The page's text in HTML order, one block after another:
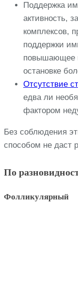
Поддержка
активность,
комплексов,
поддержки
повышающее
остановке
Отсутствие
едва ли
фактором
Без соблюдения
способом не даст
По
Фолликулярный